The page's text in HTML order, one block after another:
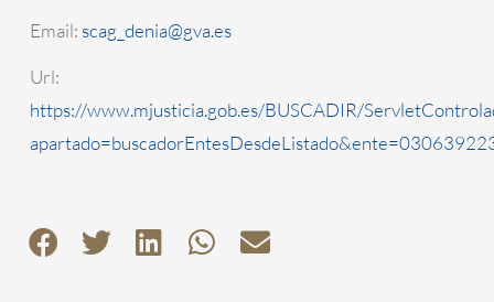
Email: scag_denia@gva.es
Url:
https://www.mjusticia.gob.es/BUSCADIR/